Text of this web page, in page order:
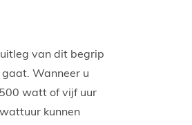
van dit begrip
Wanneer u
watt of vijf uur
kunnen